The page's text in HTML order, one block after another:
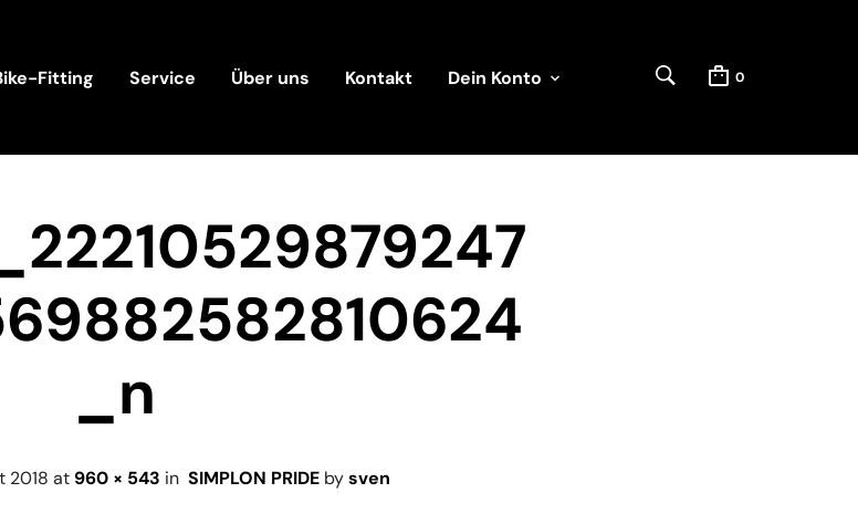
Fitting Service Über uns Kontakt Dein Konto 0
_n
2018 at 960 × 543 in SIMPLON PRIDE bysven